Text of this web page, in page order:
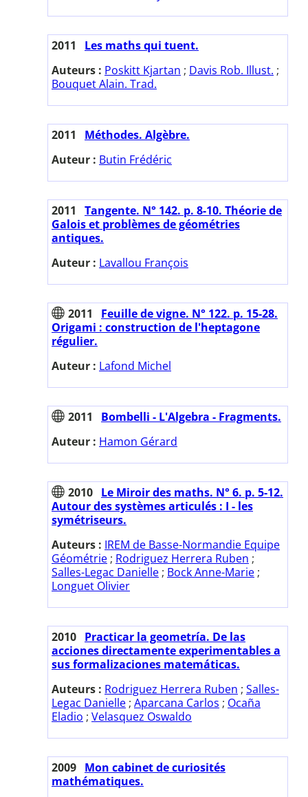
2011
Les maths qui tuent.
Auteurs : Poskitt Kjartan ; Davis Rob. Illust. ;
Bouquet Alain. Trad.
2011
Méthodes. Algèbre.
Auteur : Butin Frédéric
2011
Tangente. N° 142. p. 8-10. Théorie de
Galois et problèmes de géométries
antiques.
Auteur : Lavallou François
2011
Feuille de vigne. N° 122. p. 15-28.
Origami : construction de l'heptagone
régulier.
Auteur : Lafond Michel
2011
Bombelli - L'Algebra - Fragments.
Auteur : Hamon Gérard
2010 Le Miroir des maths. N° 6. p. 5-12.
Autour des systèmes articulés : I - les
symétriseurs.
Auteurs : IREM de Basse-Normandie Equipe
Géométrie ; Rodriguez Herrera Ruben ;
Salles-Legac Danielle ; Bock Anne-Marie ;
Longuet Olivier
2010 Practicar la geometría. De las
acciones directamente experimentables a
sus formalizaciones matemáticas.
Auteurs : Rodriguez Herrera Ruben ; Salles-
Legac Danielle ; Aparcana Carlos ; Ocaña
Eladio ; Velasquez Oswaldo
2009 Mon cabinet de curiosités
mathématiques.